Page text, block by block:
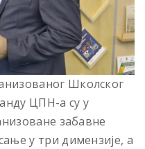
Школског
ЦПН-а су у
забавне
у три димензије, а